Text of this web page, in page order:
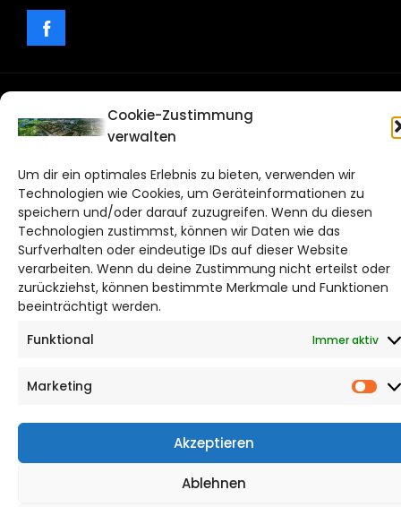
Cookie-Zustimmung
verwalten
Um dir ein optimales Erlebnis zu bieten, verwenden wir
Technologien wie Cookies, um Geräteinformationen zu
speichern und/oder darauf zuzugreifen. Wenn du diesen
Technologien zustimmst, können wir Daten wie das
Surfverhalten oder eindeutige IDs auf dieser Website
verarbeiten. Wenn du deine Zustimmung nicht erteilst oder
zurückziehst, können bestimmte Merkmale und Funktionen
beeinträchtigt werden.
Funktional
Immer aktiv
Marketing
Akzeptieren
Ablehnen